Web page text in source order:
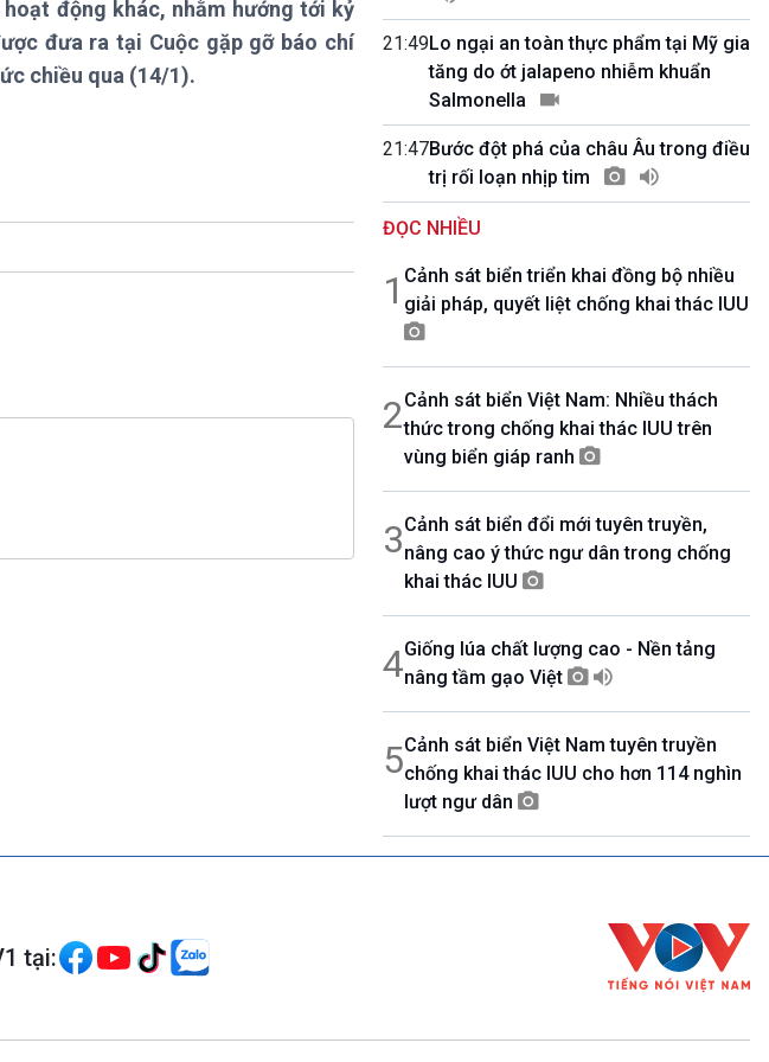
Magazine
Câu chuyện thời sự
Dòng chảy sự kiện
Đối thoại
Diễn đàn chủ nhật
Chuyện đêm
động khác, nhằm hướng tới kỷ
đưa ra tại Cuộc gặp gỡ báo chí
chiều qua (14/1).
21:49Lo ngại an toàn thực phẩm tại Mỹ gia
tăng do ớt jalapeno nhiễm khuẩn
Salmonella
21:47Bước đột phá của châu Âu trong điều
trị rối loạn nhịp tim
ĐỌC NHIỀU
1 Cảnh sát biển triển khai đồng bộ nhiều
giải pháp, quyết liệt chống khai thác IUU
2Cảnh sát biển Việt Nam: Nhiều thách
thức trong chống khai thác IUU trên
vùng biển giáp ranh
3Cảnh sát biển đổi mới tuyên truyền,
nâng cao ý thức ngư dân trong chống
khai thác IUU
4Giống lúa chất lượng cao - Nền tảng
nâng tầm gạo Việt
5Cảnh sát biển Việt Nam tuyên truyền
chống khai thác IUU cho hơn 114 nghìn
lượt ngư dân
tại: